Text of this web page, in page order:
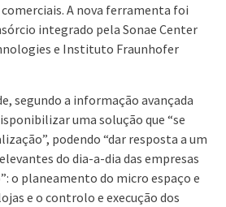
A nova ferramenta foi
integrado pela Sonae Center
e Instituto Fraunhofer
segundo a informação avançada
uma solução que “se
podendo “dar resposta a um
do dia-a-dia das empresas
o planeamento do micro espaço e
e o controlo e execução dos